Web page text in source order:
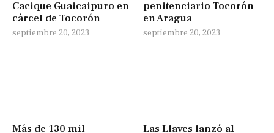
Cacique Guaicaipuro en
cárcel de Tocorón
septiembre 20, 2023
penitenciario Tocorón
en Aragua
septiembre 20, 2023
Más de 130 mil
Las Llaves lanzó al